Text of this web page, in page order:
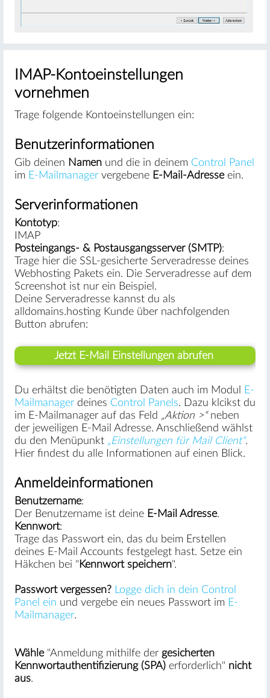
IMAP-Kontoeinstellungen
vornehmen
Trage folgende Kontoeinstellungen ein:
Benutzerinformationen
Gib deinen Namenund die in deinem Control Panel
im E-Mailmanagervergebene E-Mail-Adresseein.
Serverinformationen
Kontotyp:
IMAP
Posteingangs- & Postausgangsserver (SMTP):
Trage hier die SSL-gesicherte Serveradresse deines
Webhosting Pakets ein. Die Serveradresse auf dem
Screenshot ist nur ein Beispiel.
Deine Serveradresse kannst du als
alldomains.hosting Kunde über nachfolgenden
Button abrufen:
Jetzt E-Mail Einstellungen abrufen
Du erhältst die benötigten Daten auch im Modul
E-
Mailmanagerdeines Control Panels. Dazu klcikst du
im E-Mailmanager auf das Feld „Aktion >“neben
der jeweiligen E-Mail Adresse. Anschließend wählst
du den Menüpunkt „Einstellungen für Mail Client“.
Hier findest du alle Informationen auf einen Blick.
Anmeldeinformationen
Benutzername:
Der Benutzername ist deine E-Mail Adresse.
Kennwort:
Trage das Passwort ein, das du beim Erstellen
deines E-Mail Accounts festgelegt hast. Setze ein
Häkchen bei " Kennwort speichern".
Passwort vergessen?
Logge dich in dein Control
Panel ein und vergebe ein neues Passwort im E-
Mailmanager.
Wähle"Anmeldung mithilfe der gesicherten
Kennwortauthentifizierung (SPA)erforderlich" nicht
aus.